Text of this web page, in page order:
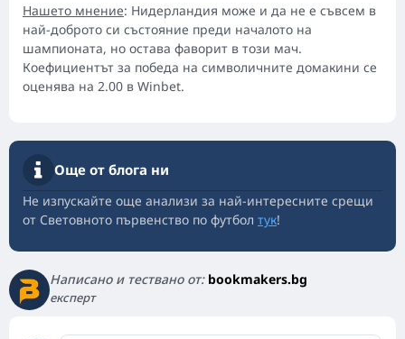
Нашето мнение: Нидерландия може и да не е съвсем в
най-доброто си състояние преди началото на
шампионата, но остава фаворит в този мач.
Коефициентът за победа на символичните домакини се
оценява на 2.00 в Winbet.
Още от блога ни
Не изпускайте още анализи за най-интересните срещи
от Световното първенство по футбол тук!
Написано и тествано от: bookmakers.bg
експерт